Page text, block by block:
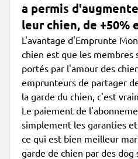
a permis
leur chien, de +50%
L'avantage d'Emprunte
chien est que les membres
portés par l'amour des
emprunteurs de partager
la garde du chien, c'est
Le paiement de
simplement les garanties
ce qui est bien meilleur
garde de chien par des dog